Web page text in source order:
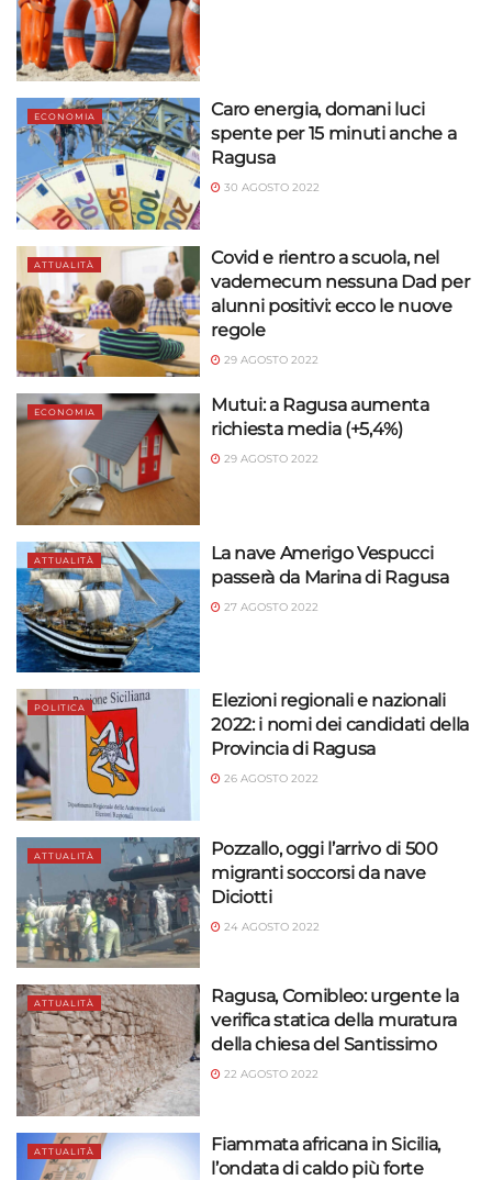
ECONOMIA
Caro energia, domani luci
spente per 15 minuti anche a
Ragusa
30 AGOSTO 2022
ATTUALITÀ
Covid e rientro a scuola, nel
vademecum nessuna Dad per
alunni positivi: ecco le nuove
regole
29 AGOSTO 2022
ECONOMIA
Mutui: a Ragusa aumenta
richiesta media (+5,4%)
29 AGOSTO 2022
ATTUALITÀ
La nave Amerigo Vespucci
passerà da Marina di Ragusa
27 AGOSTO 2022
POLITICA
Elezioni regionali e nazionali
2022: i nomi dei candidati della
Provincia di Ragusa
26 AGOSTO 2022
ATTUALITÀ
Pozzallo, oggi l’arrivo di 500
migranti soccorsi da nave
Diciotti
24 AGOSTO 2022
ATTUALITÀ
Ragusa, Comibleo: urgente la
verifica statica della muratura
della chiesa del Santissimo
22 AGOSTO 2022
ATTUALITÀ
Fiammata africana in Sicilia,
l’ondata di caldo più forte